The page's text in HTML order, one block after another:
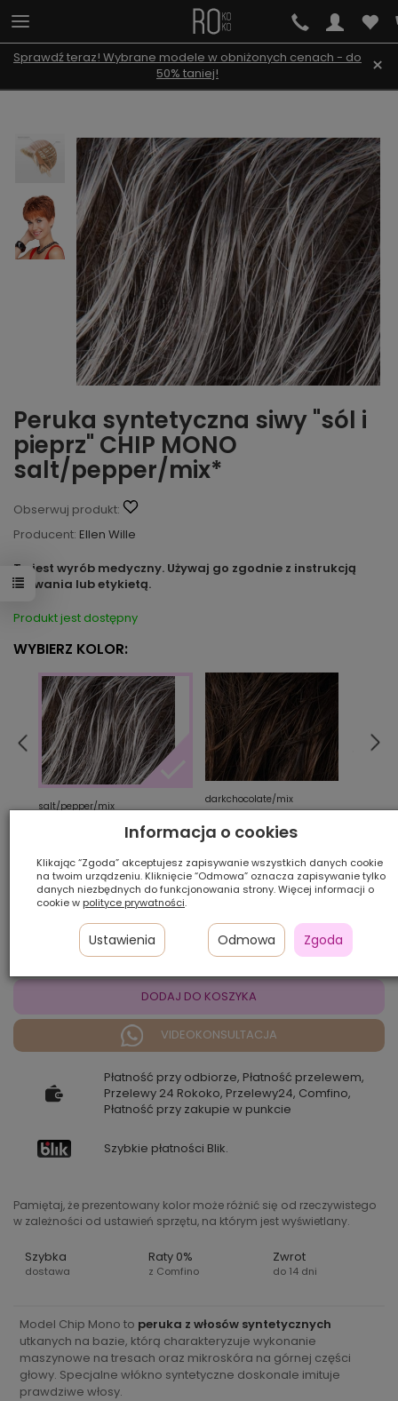
Sprawdź teraz! Wybrane modele w obniżonych cenach - do
50% taniej!
×
Peruka syntetyczna siwy "sól i
pieprz" CHIP MONO
salt/pepper/mix*
Obserwuj produkt:
Producent: Ellen Wille
To jest wyrób medyczny. Używaj go zgodnie z instrukcją
używania lub etykietą.
Produkt jest dostępny
WYBIERZ KOLOR:
salt/pepper/mix
darkchocolate/mix
Ilość szt.:
450,00 zł
Cena katalogowa: 900,00 zł
DODAJ DO KOSZYKA
VIDEOKONSULTACJA
Płatność przy odbiorze, Płatność przelewem,
Przelewy 24 Rokoko, Przelewy24, Comfino,
Płatność przy zakupie w punkcie
Szybkie płatności Blik.
Pamiętaj, że prezentowany kolor może różnić się od rzeczywistego
w zależności od ustawień sprzętu, na którym jest wyświetlany.
Szybka
dostawa
Raty 0%
z Comfino
Zwrot
do 14 dni
Model Chip Mono to peruka z włosów syntetycznych
utkanych na bazie, którą charakteryzuje wykonanie
maszynowe na tresach oraz mikroskóra na górnej części
głowy. Specjalne włókno syntetyczne doskonale imituje
prawdziwe włosy.
Informacja o cookies
Klikając “Zgoda” akceptujesz zapisywanie wszystkich danych cookie
na twoim urządzeniu. Kliknięcie “Odmowa” oznacza zapisywanie tylko
danych niezbędnych do funkcjonowania strony. Więcej informacji o
cookie w polityce prywatności.
Ustawienia Odmowa Zgoda